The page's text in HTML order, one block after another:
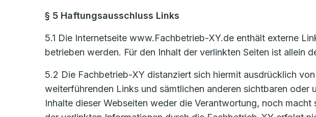
§ 5 Haftungsausschluss Links
5.1 Die Internetseite www.Fachbetrieb-XY.de enthält externe
betrieben werden. Für den Inhalt der verlinkten Seiten ist allein
5.2 Die Fachbetrieb-XY distanziert sich hiermit ausdrücklich
weiterführenden Links und sämtlichen anderen sichtbaren
Inhalte dieser Webseiten weder die Verantwortung, noch